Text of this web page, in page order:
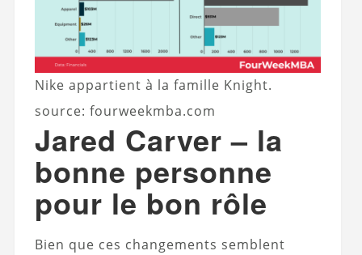
Nike appartient à la famille Knight.
source: fourweekmba.com
Jared Carver – la
bonne personne
pour le bon rôle
Bien que ces changements semblent